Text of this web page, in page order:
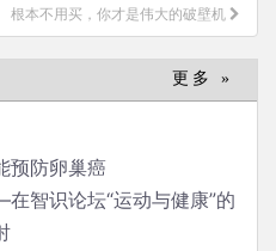
根本不用买，你才是伟大的破壁机
更多 »
预防卵巢癌
智识论坛“运动与健康”的